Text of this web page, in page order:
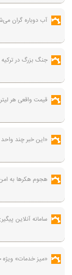
آب دوباره گران
جنگ بزرگ در
قیمت واقعی هر
«این خبر چند
هجوم هکرها به
سامانه آنلاین
«میز خدمات» ویژه